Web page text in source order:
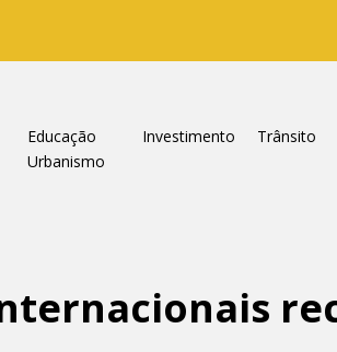
Educação Investimento
Trânsito
Urbanismo